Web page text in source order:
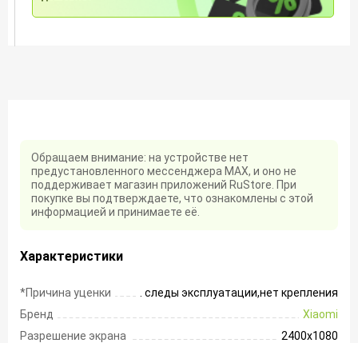
Обращаем внимание: на устройстве нет
предустановленного мессенджера MAX, и оно не
поддерживает магазин приложений RuStore. При
покупке вы подтверждаете, что ознакомлены с этой
информацией и принимаете её.
Характеристики
*Причина уценки
. следы эксплуатации,нет крепления
Бренд
Xiaomi
Разрешение экрана
2400х1080